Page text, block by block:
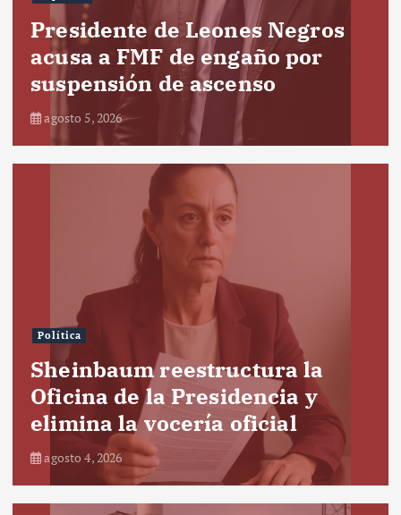
Presidente de Leones Negros
acusa a FMF de engaño por
suspensión de ascenso
agosto 5, 2026
Política
Sheinbaum reestructura la
Oficina de la Presidencia y
elimina la vocería oficial
agosto 4, 2026